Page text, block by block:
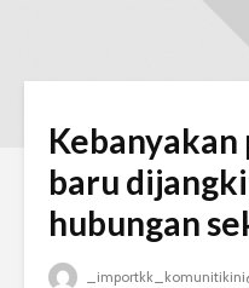
baru
hubungan